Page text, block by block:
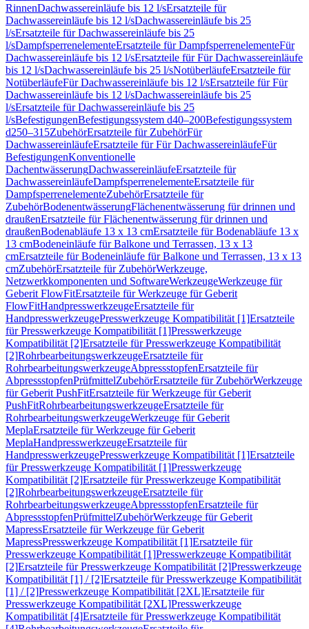
RinnenDachwassereinläufe bis 12 l/sErsatzteile für
Dachwassereinläufe bis 12 l/sDachwassereinläufe bis 25
l/sErsatzteile für Dachwassereinläufe bis 25
l/sDampfsperrenelementeErsatzteile für DampfsperrenelementeFür
Dachwassereinläufe bis 12 l/sErsatzteile für Für Dachwassereinläufe
bis 12 l/sDachwassereinläufe bis 25 l/sNotüberläufeErsatzteile für
NotüberläufeFür Dachwassereinläufe bis 12 l/sErsatzteile für Für
Dachwassereinläufe bis 12 l/sDachwassereinläufe bis 25
l/sErsatzteile für Dachwassereinläufe bis 25
l/sBefestigungenBefestigungssystem d40–200Befestigungssystem
d250–315ZubehörErsatzteile für ZubehörFür
DachwassereinläufeErsatzteile für Für DachwassereinläufeFür
BefestigungenKonventionelle
DachentwässerungDachwassereinläufeErsatzteile für
DachwassereinläufeDampfsperrenelementeErsatzteile für
DampfsperrenelementeZubehörErsatzteile für
ZubehörBodenentwässerungFlächenentwässerung für drinnen und
draußenErsatzteile für Flächenentwässerung für drinnen und
draußenBodenabläufe 13 x 13 cmErsatzteile für Bodenabläufe 13 x
13 cmBodeneinläufe für Balkone und Terrassen, 13 x 13
cmErsatzteile für Bodeneinläufe für Balkone und Terrassen, 13 x 13
cmZubehörErsatzteile für ZubehörWerkzeuge,
Netzwerkkomponenten und SoftwareWerkzeugeWerkzeuge für
Geberit FlowFitErsatzteile für Werkzeuge für Geberit
FlowFitHandpresswerkzeugeErsatzteile für
HandpresswerkzeugePresswerkzeuge Kompatibilität [1]Ersatzteile
für Presswerkzeuge Kompatibilität [1]Presswerkzeuge
Kompatibilität [2]Ersatzteile für Presswerkzeuge Kompatibilität
[2]RohrbearbeitungswerkzeugeErsatzteile für
RohrbearbeitungswerkzeugeAbpressstopfenErsatzteile für
AbpressstopfenPrüfmittelZubehörErsatzteile für ZubehörWerkzeuge
für Geberit PushFitErsatzteile für Werkzeuge für Geberit
PushFitRohrbearbeitungswerkzeugeErsatzteile für
RohrbearbeitungswerkzeugeWerkzeuge für Geberit
MeplaErsatzteile für Werkzeuge für Geberit
MeplaHandpresswerkzeugeErsatzteile für
HandpresswerkzeugePresswerkzeuge Kompatibilität [1]Ersatzteile
für Presswerkzeuge Kompatibilität [1]Presswerkzeuge
Kompatibilität [2]Ersatzteile für Presswerkzeuge Kompatibilität
[2]RohrbearbeitungswerkzeugeErsatzteile für
RohrbearbeitungswerkzeugeAbpressstopfenErsatzteile für
AbpressstopfenPrüfmittelZubehörWerkzeuge für Geberit
MapressErsatzteile für Werkzeuge für Geberit
MapressPresswerkzeuge Kompatibilität [1]Ersatzteile für
Presswerkzeuge Kompatibilität [1]Presswerkzeuge Kompatibilität
[2]Ersatzteile für Presswerkzeuge Kompatibilität [2]Presswerkzeuge
Kompatibilität [1] / [2]Ersatzteile für Presswerkzeuge Kompatibilität
[1] / [2]Presswerkzeuge Kompatibilität [2XL]Ersatzteile für
Presswerkzeuge Kompatibilität [2XL]Presswerkzeuge
Kompatibilität [4]Ersatzteile für Presswerkzeuge Kompatibilität